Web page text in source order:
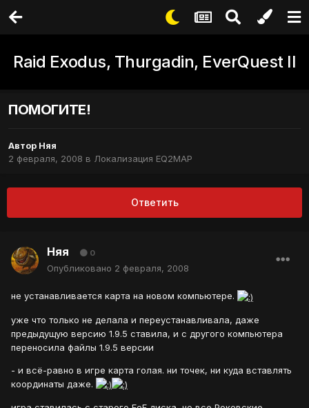
Raid Exodus, Thurgadin, EverQuest II
ПОМОГИТЕ!
Автор Няя
2 февраля, 2008 в Локализация EQ2MAP
Ответить
Няя 0
Опубликовано 2 февраля, 2008
не устанавливается карта на новом компьютере.
уже что только не делала и переустанавливала, даже
предыдущую версию 1.9.5 ставила, и с другого компьютера
переносила файлы 1.9.5 версии
- и всё-равно в игре карта голая. ни точек, ни куда вставлять
координаты даже.